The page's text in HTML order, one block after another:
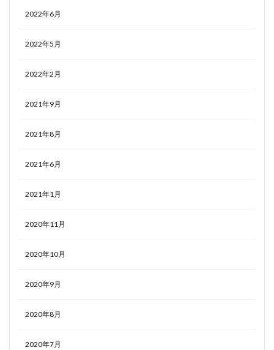
2022年6月
2022年5月
2022年2月
2021年9月
2021年8月
2021年6月
2021年1月
2020年11月
2020年10月
2020年9月
2020年8月
2020年7月